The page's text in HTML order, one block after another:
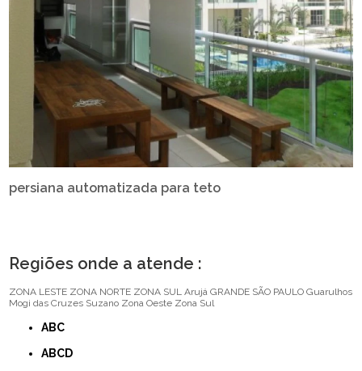
persiana automatizada para teto
Regiões onde a atende :
ZONA LESTE ZONA NORTE ZONA SUL Arujá GRANDE SÃO PAULO Guarulhos
Mogi das Cruzes Suzano Zona Oeste Zona Sul
ABC
ABCD